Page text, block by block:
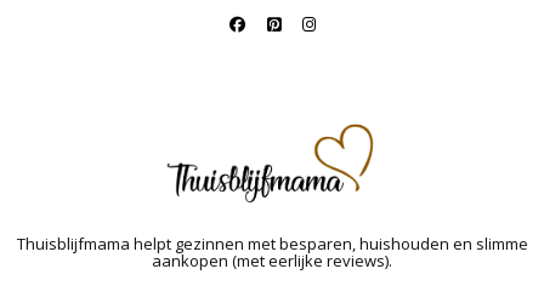
Thuisblijfmama helpt gezinnen met besparen, huishouden en slimme
aankopen (met eerlijke reviews).